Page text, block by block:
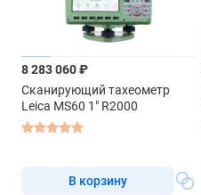
8 283 060 ₽
Сканирующий тахеометр
Leica MS60 1" R2000
В корзину